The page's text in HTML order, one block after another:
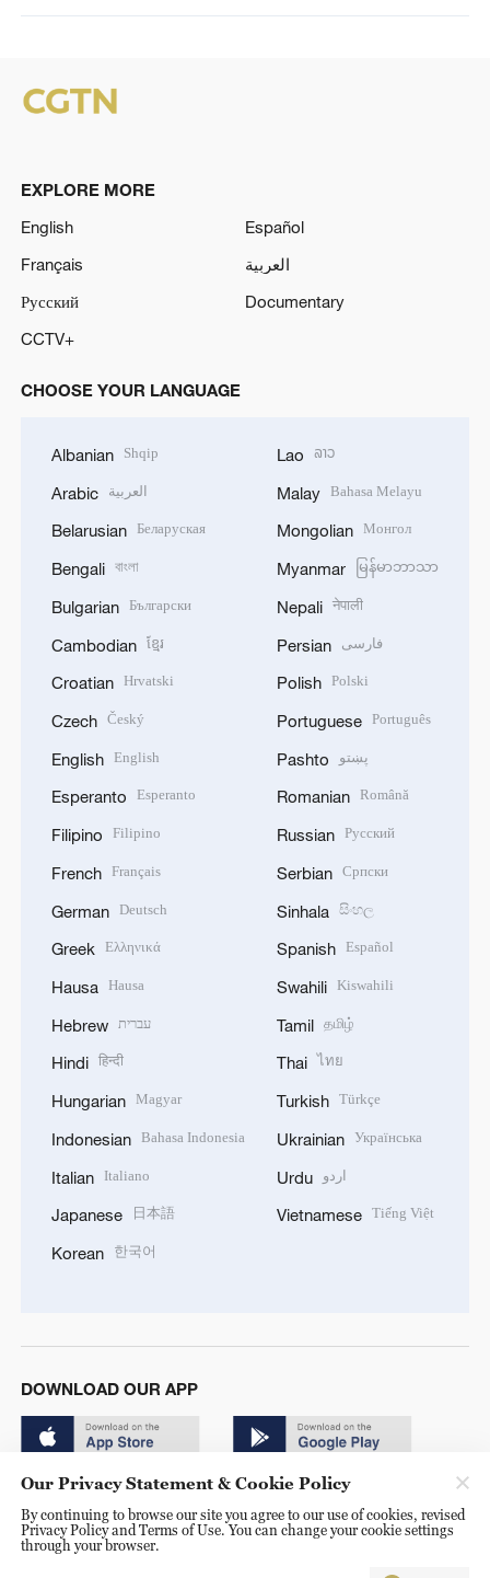
EXPLORE MORE
English
Español
Français
العربية
Русский
Documentary
CCTV+
CHOOSE YOUR LANGUAGE
Albanian Shqip
Arabic العربية
Belarusian Беларуская
Bengali বাংলা
Bulgarian Български
Cambodian ខ្មែរ
Croatian Hrvatski
Czech Český
English English
Esperanto Esperanto
Filipino Filipino
French Français
German Deutsch
Greek Ελληνικά
Hausa Hausa
Hebrew עברית
Hindi हिन्दी
Hungarian Magyar
Indonesian Bahasa Indonesia
Italian Italiano
Japanese 日本語
Korean 한국어
Lao ລາວ
Malay Bahasa Melayu
Mongolian Монгол
Myanmar မြန်မာဘာသာ
Nepali नेपाली
Persian فارسی
Polish Polski
Portuguese Português
Pashto پښتو
Romanian Română
Russian Русский
Serbian Српски
Sinhala සිංහල
Spanish Español
Swahili Kiswahili
Tamil தமிழ்
Thai ไทย
Turkish Türkçe
Ukrainian Українська
Urdu اردو
Vietnamese Tiếng Việt
DOWNLOAD OUR APP
© China Radio International.CRI. All Rights Reserved. 16A
Our Privacy Statement & Cookie Policy
By continuing to browse our site you agree to our use of cookies, revised
Privacy Policy and Terms of Use. You can change your cookie settings
through your browser.